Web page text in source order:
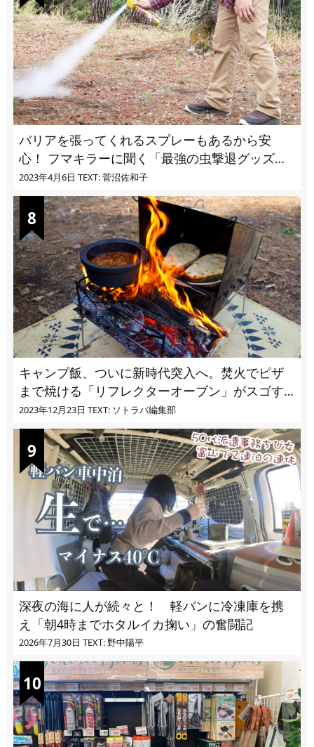
バリアを張ってくれるスプレーもあるから安
心！ フマキラーに聞く「最強の虫撃退グッズ
vol.4」【キャンプサイトで使う虫よけ】
2023年4月6日 TEXT: 菅沼佐和子
キャンプ飯、ついに新時代突入へ。焚火でピザ
まで焼ける「リフレクターオーブン」がスゴす
ぎる
2023年12月23日 TEXT: ソトラバ編集部
深夜の海に人が続々と！ 軽バンに冷凍庫を携
え「朝4時までホタルイカ掬い」の奮闘記
2026年7月30日 TEXT: 野中陽平